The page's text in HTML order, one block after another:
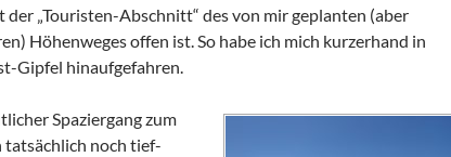
der „Touristen-Abschnitt“ des von mir geplanten (aber
Höhenweges offen ist. So habe ich mich kurzerhand in
Gipfel hinaufgefahren.
Spaziergang zum
tatsächlich noch tief-